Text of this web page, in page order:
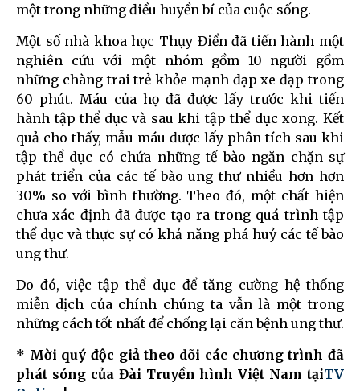
một trong những điều huyền bí của cuộc sống.
Một số nhà khoa học Thụy Điển đã tiến hành một
nghiên cứu với một nhóm gồm 10 người gồm
những chàng trai trẻ khỏe mạnh đạp xe đạp trong
60 phút. Máu của họ đã được lấy trước khi tiến
hành tập thể dục và sau khi tập thể dục xong. Kết
quả cho thấy, mẫu máu được lấy phân tích sau khi
tập thể dục có chứa những tế bào ngăn chặn sự
phát triển của các tế bào ung thư nhiều hơn hơn
30% so với bình thường. Theo đó, một chất hiện
chưa xác định đã được tạo ra trong quá trình tập
thể dục và thực sự có khả năng phá huỷ các tế bào
ung thư.
Do đó, việc tập thể dục để tăng cường hệ thống
miễn dịch của chính chúng ta vẫn là một trong
những cách tốt nhất để chống lại căn bệnh ung thư.
* Mời quý độc giả theo dõi các chương trình đã
phát sóng của Đài Truyền hình Việt Nam tạiTV